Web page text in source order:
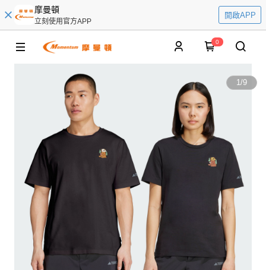
摩曼頓
立刻使用官方APP
開啟APP
0
1/9